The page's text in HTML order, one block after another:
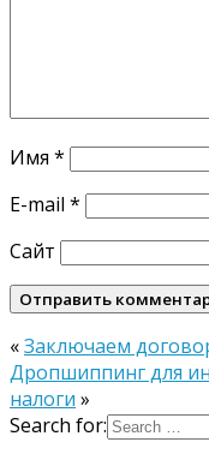
Имя *
E-mail *
Сайт
«Заключаем
Дропшиппинг для
налоги »
Search for: